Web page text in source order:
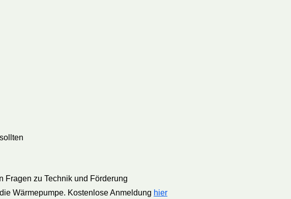
Fragen zu Technik und Förderung
Wärmepumpe. Kostenlose Anmeldung hier